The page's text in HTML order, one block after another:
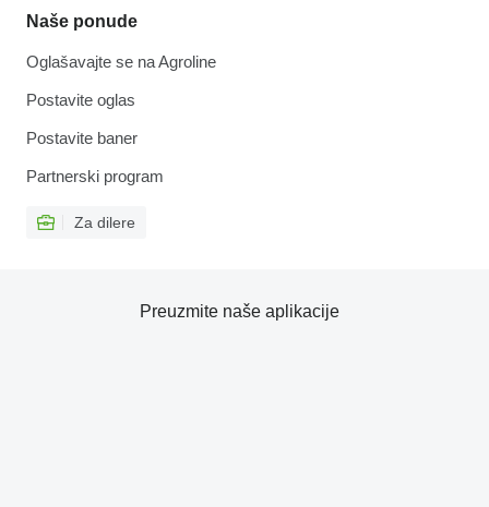
Naše ponude
Oglašavajte se na Agroline
Postavite oglas
Postavite baner
Partnerski program
Za dilere
Preuzmite naše aplikacije